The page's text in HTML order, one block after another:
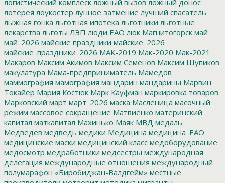
логистический комплеск ложный вызов ложный донос
лотерея лоукостер лунное затмение лучший спасатель
лыжная гонка льготная ипотека льготники льготные
лекарства льготы ЛЭП люди ЕАО люк Магнитогорск май
май_2026 майские праздники майские_2026
майские_праздники_2026 МАК-2019 Мак-2020 Мак-2021
Макаров Максим Акимов Максим Семенов Максим Шупиков
макулатура Мама-предприниматель Мамедов
маммография мамография мандарин мандарины Марвин
Токайер Мария Костюк Марк Кауфман маркировка товаров
Марковский март март_2026 маска Масленица масочный
режим массовое сокращение Матвиенко материнский
капитал маткапитал Махинько Маяк МВД медаль
Медведев медведь медики Медицина медицина_ЕАО
медицинские маски медицинский класс медоборудование
медосмотр медработники медсестры международная
делегация международные отношения международный
полумарафон «Биробиджан-Валдгейм» местные